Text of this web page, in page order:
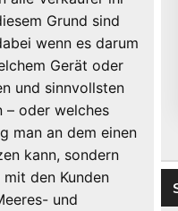
Grund sind
wenn es darum
Gerät oder
und sinnvollsten
– oder welches
man an dem einen
kann, sondern
den Kunden
und